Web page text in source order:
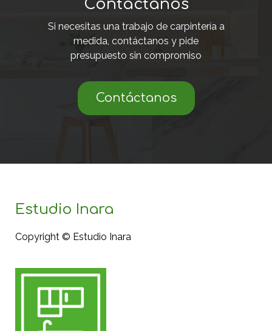
Contáctanos
Si necesitas una trabajo de carpintería a
medida, contáctanos y pide
presupuesto sin compromiso
Contáctanos
Estudio Inara
Copyright © Estudio Inara